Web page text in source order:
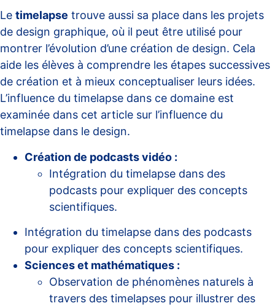
Le timelapse trouve aussi sa place dans les projets
de design graphique, où il peut être utilisé pour
montrer l’évolution d’une création de design. Cela
aide les élèves à comprendre les étapes successives
de création et à mieux conceptualiser leurs idées.
L’influence du timelapse dans ce domaine est
examinée dans cet article sur l’influence du
timelapse dans le design.
Création de podcasts vidéo :
Intégration du timelapse dans des
podcasts pour expliquer des concepts
scientifiques.
Intégration du timelapse dans des podcasts
pour expliquer des concepts scientifiques.
Sciences et mathématiques :
Observation de phénomènes naturels à
travers des timelapses pour illustrer des